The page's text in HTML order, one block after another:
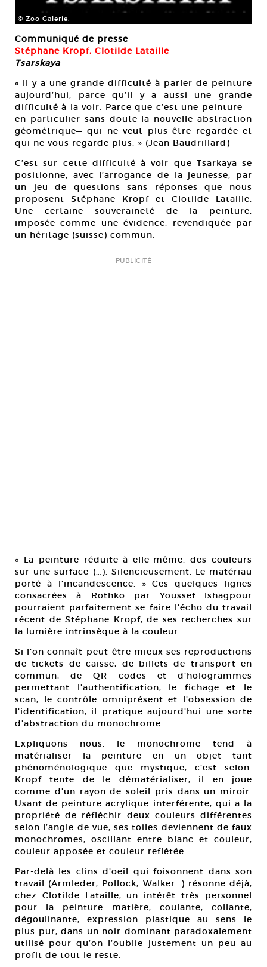
© Zoo Galerie.
Communiqué de presse
Stéphane Kropf, Clotilde Lataille
Tsarskaya
« Il y a une grande difficulté à parler de peinture
aujourd’hui, parce qu’il y a aussi une grande
difficulté à la voir. Parce que c’est une peinture —
en particulier sans doute la nouvelle abstraction
géométrique— qui ne veut plus être regardée et
qui ne vous regarde plus. » (Jean Baudrillard)
C’est sur cette difficulté à voir que Tsarkaya se
positionne, avec l’arrogance de la jeunesse, par
un jeu de questions sans réponses que nous
proposent Stéphane Kropf et Clotilde Lataille.
Une certaine souveraineté de la peinture,
imposée comme une évidence, revendiquée par
un héritage (suisse) commun.
PUBLICITÉ
« La peinture réduite à elle-même: des couleurs
sur une surface (…). Silencieusement. Le matériau
porté à l’incandescence. » Ces quelques lignes
consacrées à Rothko par Youssef Ishagpour
pourraient parfaitement se faire l’écho du travail
récent de Stéphane Kropf, de ses recherches sur
la lumière intrinsèque à la couleur.
Si l’on connaît peut-être mieux ses reproductions
de tickets de caisse, de billets de transport en
commun, de QR codes et d’hologrammes
permettant l’authentification, le fichage et le
scan, le contrôle omniprésent et l’obsession de
l’identification, il pratique aujourd’hui une sorte
d’abstraction du monochrome.
Expliquons nous: le monochrome tend à
matérialiser la peinture en un objet tant
phénoménologique que mystique, c’est selon.
Kropf tente de le dématérialiser, il en joue
comme d’un rayon de soleil pris dans un miroir.
Usant de peinture acrylique interférente, qui a la
propriété de réfléchir deux couleurs différentes
selon l’angle de vue, ses toiles deviennent de faux
monochromes, oscillant entre blanc et couleur,
couleur apposée et couleur reflétée.
Par-delà les clins d’oeil qui foisonnent dans son
travail (Armleder, Pollock, Walker…) résonne déjà,
chez Clotilde Lataille, un intérêt très personnel
pour la peinture matière, coulante, collante,
dégoulinante, expression plastique au sens le
plus pur, dans un noir dominant paradoxalement
utilisé pour qu’on l’oublie justement un peu au
profit de tout le reste.